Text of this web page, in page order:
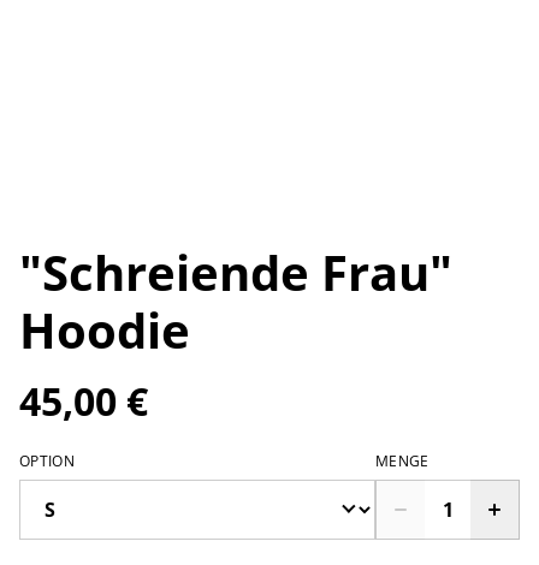
"Schreiende Frau"
Hoodie
45,00 €
OPTION MENGE